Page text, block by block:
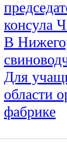
консула
В
Для
области
фабрике